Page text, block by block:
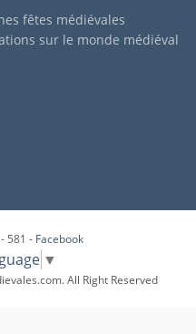
fêtes médiévales
sur le monde médiéval
- 581 - Facebook
▼
All Right Reserved